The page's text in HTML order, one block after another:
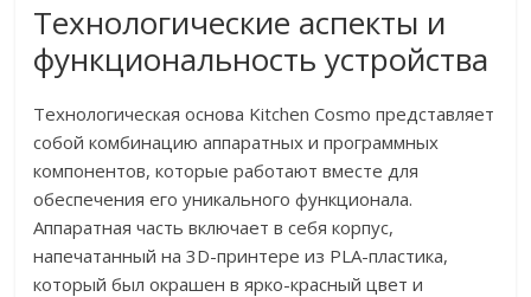
Технологические аспекты и
функциональность устройства
Технологическая основа Kitchen Cosmo представляет
собой комбинацию аппаратных и программных
компонентов, которые работают вместе для
обеспечения его уникального функционала.
Аппаратная часть включает в себя корпус,
напечатанный на 3D-принтере из PLA-пластика,
который был окрашен в ярко-красный цвет и